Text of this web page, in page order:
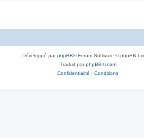
Développé parphpBB® Forum Software © phpBB
Traduit parphpBB-fr.com
Confidentialité | Conditions